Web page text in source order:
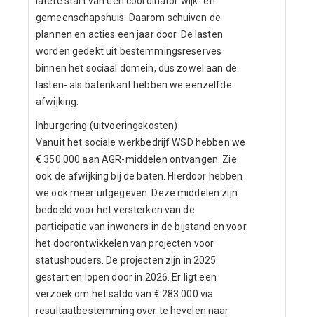
gemeenschapshuis. Daarom schuiven de
plannen en acties een jaar door. De lasten
worden gedekt uit bestemmingsreserves
binnen het sociaal domein, dus zowel aan de
lasten- als batenkant hebben we eenzelfde
afwijking.
Inburgering (uitvoeringskosten)
Vanuit het sociale werkbedrijf WSD hebben we
€ 350.000 aan AGR-middelen ontvangen. Zie
ook de afwijking bij de baten. Hierdoor hebben
we ook meer uitgegeven. Deze middelen zijn
bedoeld voor het versterken van de
participatie van inwoners in de bijstand en voor
het doorontwikkelen van projecten voor
statushouders. De projecten zijn in 2025
gestart en lopen door in 2026. Er ligt een
verzoek om het saldo van € 283.000 via
resultaatbestemming over te hevelen naar